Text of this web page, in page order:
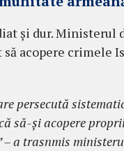
și dur. Ministerul
acopere crimele
persecută
să-și acopere
– a trasnmis